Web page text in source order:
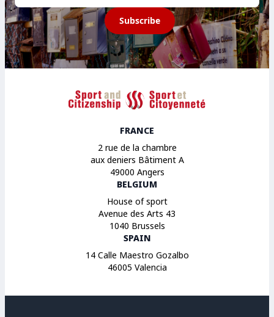
Subscribe
Sport et Citoyenneté
FRANCE
2 rue de la chambre
aux deniers Bâtiment A
49000 Angers
BELGIUM
House of sport
Avenue des Arts 43
1040 Brussels
SPAIN
14 Calle Maestro Gozalbo
46005 Valencia